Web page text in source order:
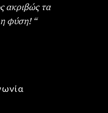
ακριβώς τα
φύση! “